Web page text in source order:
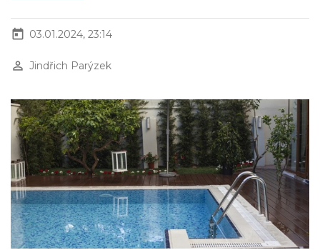
today 03.01.2024, 23:14
perm_identity Jindřich Parýzek